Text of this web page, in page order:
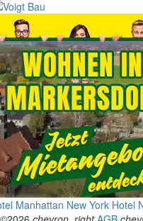
Manhattan New York Hotel